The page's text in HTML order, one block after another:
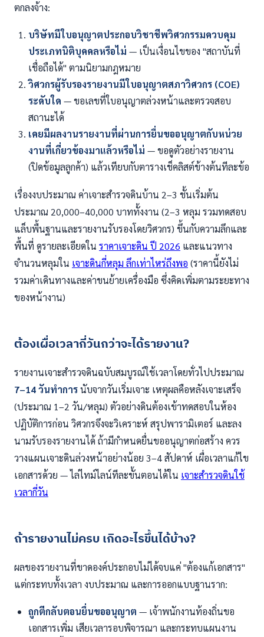
ตกลงจ้าง:
บริษัทมีใบอนุญาตประกอบวิชาชีพวิศวกรรมควบคุม
ประเภทนิติบุคคลหรือไม่ — เป็นเงื่อนไขของ "สถาบันที่
เชื่อถือได้" ตามนิยามกฎหมาย
วิศวกรผู้รับรองรายงานมีใบอนุญาตสภาวิศวกร (COE)
ระดับใด — ขอเลขที่ใบอนุญาตล่วงหน้าและตรวจสอบ
สถานะได้
เคยมีผลงานรายงานที่ผ่านการยื่นขออนุญาตกับหน่วย
งานที่เกี่ยวข้องมาแล้วหรือไม่ — ขอดูตัวอย่างรายงาน
(ปิดข้อมูลลูกค้า) แล้วเทียบกับตารางเช็คลิสต์ข้างต้นทีละข้อ
เรื่องงบประมาณ ค่าเจาะสำรวจดินบ้าน 2–3 ชั้นเริ่มต้น
ประมาณ 20,000–40,000 บาททั้งงาน (2–3 หลุม รวมทดสอบ
แล็บพื้นฐานและรายงานรับรองโดยวิศวกร) ขึ้นกับความลึกและ
พื้นที่ ดูรายละเอียดใน ราคาเจาะดิน ปี 2026 และแนวทาง
จำนวนหลุมใน เจาะดินกี่หลุม ลึกเท่าไหร่ถึงพอ (ราคานี้ยังไม่
รวมค่าเดินทางและค่าขนย้ายเครื่องมือ ซึ่งคิดเพิ่มตามระยะทาง
ของหน้างาน)
ต้องเผื่อเวลากี่วันกว่าจะได้รายงาน?
รายงานเจาะสำรวจดินฉบับสมบูรณ์ใช้เวลาโดยทั่วไปประมาณ
7–14 วันทำการนับจากวันเริ่มเจาะ เหตุผลคือหลังเจาะเสร็จ
(ประมาณ 1–2 วัน/หลุม) ตัวอย่างดินต้องเข้าทดสอบในห้อง
ปฏิบัติการก่อน วิศวกรจึงจะวิเคราะห์ สรุปพารามิเตอร์ และลง
นามรับรองรายงานได้ ถ้ามีกำหนดยื่นขออนุญาตก่อสร้าง ควร
วางแผนเจาะดินล่วงหน้าอย่างน้อย 3–4 สัปดาห์ เผื่อเวลาแก้ไข
เอกสารด้วย — ไล่ไทม์ไลน์ทีละขั้นตอนได้ใน เจาะสำรวจดินใช้
เวลากี่วัน
ถ้ารายงานไม่ครบ เกิดอะไรขึ้นได้บ้าง?
ผลของรายงานที่ขาดองค์ประกอบไม่ได้จบแค่ "ต้องแก้เอกสาร"
แต่กระทบทั้งเวลา งบประมาณ และการออกแบบฐานราก:
ถูกตีกลับตอนยื่นขออนุญาต — เจ้าพนักงานท้องถิ่นขอ
เอกสารเพิ่ม เสียเวลารอบพิจารณา และกระทบแผนงาน